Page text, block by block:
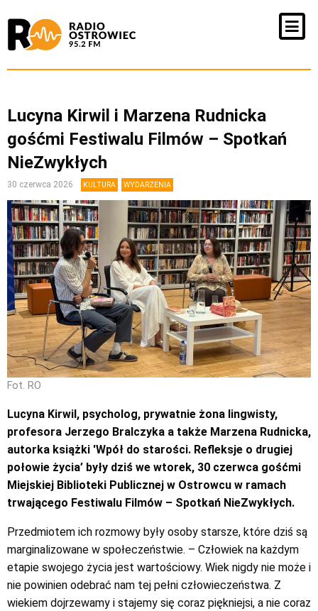
Lucyna Kirwil i Marzena Rudnicka
gośćmi Festiwalu Filmów – Spotkań
NieZwykłych
30 czerwca 2026 KULTURA WYDARZENIA
Fot. RO
Lucyna Kirwil, psycholog, prywatnie żona lingwisty,
profesora Jerzego Bralczyka a także Marzena Rudnicka,
autorka książki 'Wpół do starości. Refleksje o drugiej
połowie życia’ były dziś we wtorek, 30 czerwca gośćmi
Miejskiej Biblioteki Publicznej w Ostrowcu w ramach
trwającego Festiwalu Filmów – Spotkań NieZwykłych.
Przedmiotem ich rozmowy były osoby starsze, które dziś są
marginalizowane w społeczeństwie. – Człowiek na każdym
etapie swojego życia jest wartościowy. Wiek nigdy nie może i
nie powinien odebrać nam tej pełni człowieczeństwa. Z
wiekiem dojrzewamy i stajemy się coraz piękniejsi, a nie coraz